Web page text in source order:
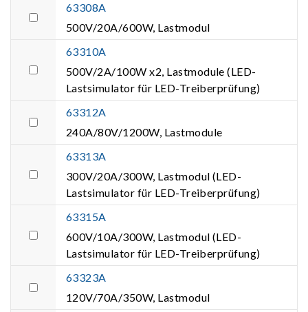
63308A
500V/20A/600W, Lastmodul
63310A
500V/2A/100W x2, Lastmodule (LED-
Lastsimulator für LED-Treiberprüfung)
63312A
240A/80V/1200W, Lastmodule
63313A
300V/20A/300W, Lastmodul (LED-
Lastsimulator für LED-Treiberprüfung)
63315A
600V/10A/300W, Lastmodul (LED-
Lastsimulator für LED-Treiberprüfung)
63323A
120V/70A/350W, Lastmodul